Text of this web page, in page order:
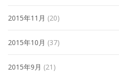
2015年11月 (20)
2015年10月 (37)
2015年9月 (21)